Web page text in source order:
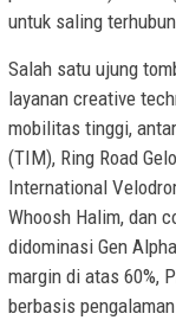
untuk saling
Salah satu ujung
layanan creative
mobilitas tinggi,
(TIM), Ring Road
International
Whoosh Halim, dan
didominasi Gen
margin di atas 60%,
berbasis